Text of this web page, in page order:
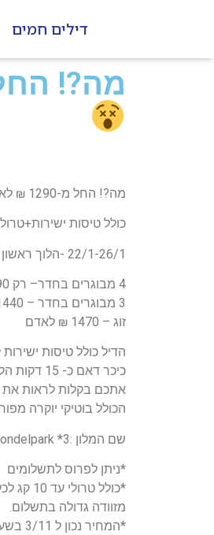
דילים חמים
מה?! החל מ-1290 ₪ לאדם ! דיל נדיר
מה?! החל מ-1290 ₪ לאדם ! דיל נדיר לאמסטרדם 4 לילות!
כולל טיסות ישירות+טרולי עד 10 קג לנוסע+מלון מרכזי מרחק
22/1-26/1 -הלוך ראשון צהריים, חזור חמישי צהריים -שעות טיסה מצויינות!!!
4 מבוגרים בחדר– רק 1290 ₪ לאדם
3 מבוגרים בחדר – 1440 ₪ לאדם
זוג – 1470 ₪ לאדם
כיכר
הכולל בוטיקי יוקרה
שם המלון :3* Hotel Vossius Vondelpark
*ניתן לפרוס לתשלומים
*כולל טרולי עד 10 קג לכל אחד
מזוודה גדולה בתשלום.
*המחיר נכון ל 3/11 בשעת הפרסום ועתיד להשתנות.